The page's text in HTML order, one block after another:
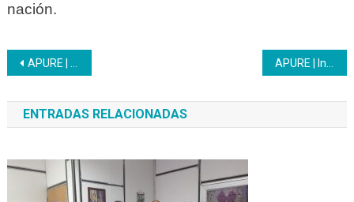
nación.
Navegación
de
entradas
APURE | El Inces cumple con el ámbito entidades de trabajo APURE | Inces se despliega en las Bases de Misiones
ENTRADAS RELACIONADAS